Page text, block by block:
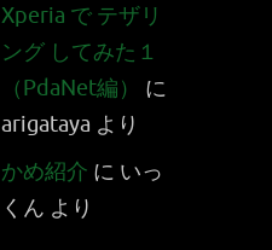
Xperia で テザリ
ング してみた１
（PdaNet編）
に
arigataya より
かめ紹介 に いっ
くん より